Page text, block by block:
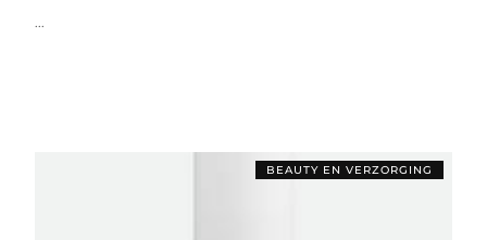
...
BEAUTY EN VERZORGING